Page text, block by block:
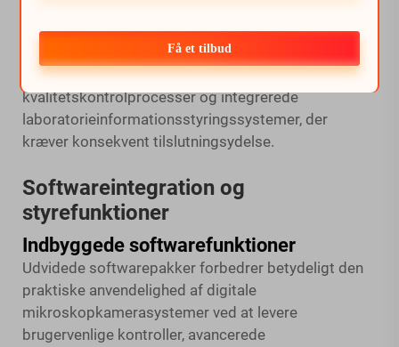
porte til stabile trådede netværkstilslutninger, hvilket
sikrer pålidelig dataoverførsel til
tidsforskydningsstudier, automatiserede
kvalitetskontrolprocesser og integrerede
laboratorieinformationsstyringssystemer, der
kræver konsekvent tilslutningsydelse.
Softwareintegration og
styrefunktioner
Indbyggede softwarefunktioner
Udvidede softwarepakker forbedrer betydeligt den
praktiske anvendelighed af digitale
mikroskopkamerasystemer ved at levere
brugervenlige kontroller, avancerede
Få et tilbud